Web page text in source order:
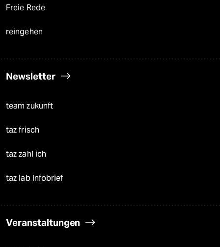
Freie Rede
reingehen
Newsletter
team zukunft
taz frisch
taz zahl ich
taz lab Infobrief
Veranstaltungen